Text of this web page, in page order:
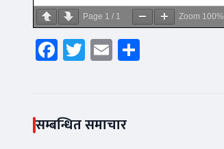
Page 1 / 1 Zoom 100%
Facebook
Twitter
Email
सम्बन्धित समाचार